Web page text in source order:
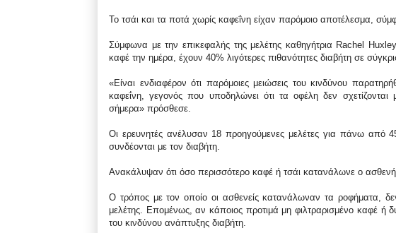
Το τσάι και τα ποτά χωρίς καφεΐνη είχαν παρόμοιο αποτέλεσμα,
Σύμφωνα με την επικεφαλής της μελέτης καθηγήτρια Rachel
καφέ την ημέρα, έχουν 40% λιγότερες πιθανότητες διαβήτη σε
«Είναι ενδιαφέρον ότι παρόμοιες μειώσεις του κινδύνου
καφεΐνη, γεγονός που υποδηλώνει ότι τα οφέλη δεν
σήμερα» πρόσθεσε.
Οι ερευνητές ανέλυσαν 18 προηγούμενες μελέτες για πάνω από
συνδέονται με τον διαβήτη.
Ανακάλυψαν ότι όσο περισσότερο καφέ ή τσάι κατανάλωνε ο
Ο τρόπος με τον οποίο οι ασθενείς κατανάλωναν τα ροφήματα,
μελέτης. Επομένως, αν κάποιος προτιμά μη φιλτραρισμένο καφέ ή
του κινδύνου ανάπτυξης διαβήτη.